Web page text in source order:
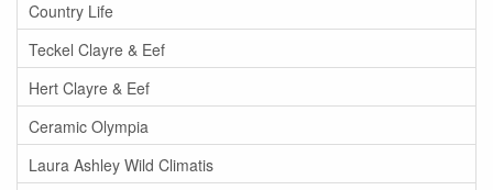
Country Life
Teckel Clayre & Eef
Hert Clayre & Eef
Ceramic Olympia
Laura Ashley Wild Climatis